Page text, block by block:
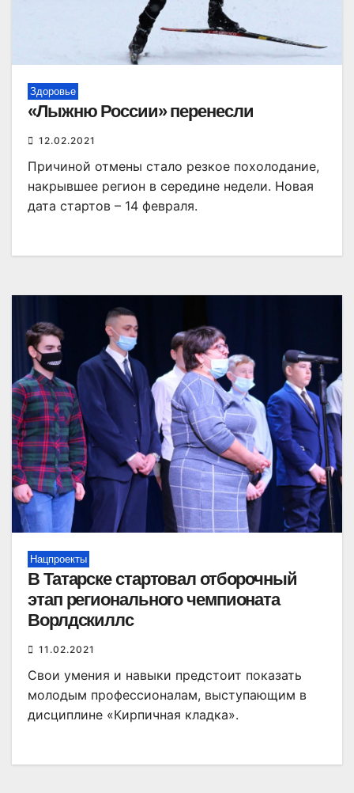
Здоровье
«Лыжню России» перенесли
12.02.2021
Причиной отмены стало резкое похолодание,
накрывшее регион в середине недели. Новая
дата стартов – 14 февраля.
Нацпроекты
В Татарске стартовал отборочный
этап регионального чемпионата
Ворлдскиллс
11.02.2021
Свои умения и навыки предстоит показать
молодым профессионалам, выступающим в
дисциплине «Кирпичная кладка».